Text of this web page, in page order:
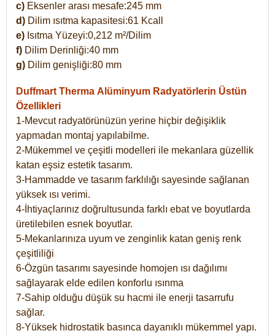
c) Eksenler arası mesafe:245 mm
d) Dilim ısıtma kapasitesi:61 Kcall
e) Isıtma Yüzeyi:0,212 m²/Dilim
f) Dilim Derinliği:40 mm
g) Dilim genişliği:80 mm
Duffmart Therma Alüminyum Radyatörlerin Üstün
Özellikleri
1-Mevcut radyatörünüzün yerine hiçbir değişiklik
yapmadan montaj yapılabilme.
2-Mükemmel ve çeşitli modelleri ile mekanlara güzellik
katan eşsiz estetik tasarım.
3-Hammadde ve tasarım farklılığı sayesinde sağlanan
yüksek ısı verimi.
4-İhtiyaçlarınız doğrultusunda farklı ebat ve boyutlarda
üretilebilen esnek boyutlar.
5-Mekanlarınıza uyum ve zenginlik katan geniş renk
çeşitliliği
6-Özgün tasarımı sayesinde homojen ısı dağılımı
sağlayarak elde edilen konforlu ısınma
7-Sahip olduğu düşük su hacmi ile enerji tasarrufu
sağlar.
8-Yüksek hidrostatik basınca dayanıklı mükemmel yapı.